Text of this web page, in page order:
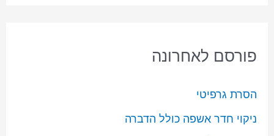
פורסם לאחרונה
הסרת גרפיטי
ניקוי חדר אשפה כולל הדברה